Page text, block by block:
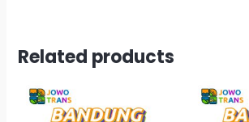
Related products